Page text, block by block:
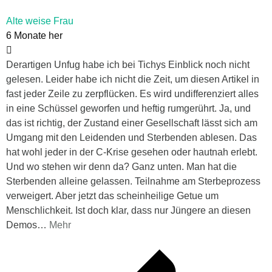
Alte weise Frau
6 Monate her
Derartigen Unfug habe ich bei Tichys Einblick noch nicht
gelesen. Leider habe ich nicht die Zeit, um diesen Artikel in
fast jeder Zeile zu zerpflücken. Es wird undifferenziert alles
in eine Schüssel geworfen und heftig rumgerührt. Ja, und
das ist richtig, der Zustand einer Gesellschaft lässt sich am
Umgang mit den Leidenden und Sterbenden ablesen. Das
hat wohl jeder in der C-Krise gesehen oder hautnah erlebt.
Und wo stehen wir denn da? Ganz unten. Man hat die
Sterbenden alleine gelassen. Teilnahme am Sterbeprozess
verweigert. Aber jetzt das scheinheilige Getue um
Menschlichkeit. Ist doch klar, dass nur Jüngere an diesen
Demos… Mehr